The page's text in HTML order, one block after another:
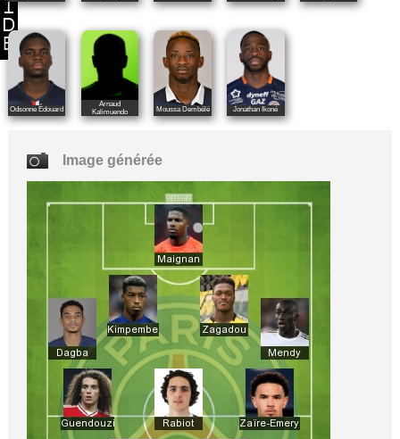
Odsonne Édouard
Arnaud
Kalimuendo
Moussa Dembélé Jonathan Ikoné
Image générée